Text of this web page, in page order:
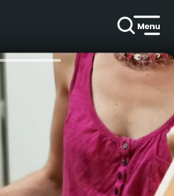
Fabrication d'un bracelet tressé avec Angélique Zrak, Passementière